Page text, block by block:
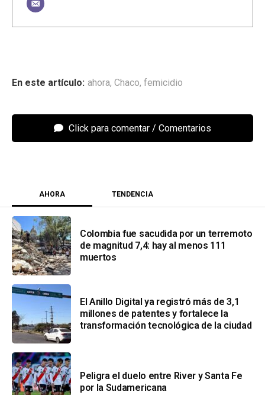
ahora, Chaco, femicidio
Click para comentar
AHORA TENDENCIA
Colombia fue sacudida por un terremoto
de magnitud 7,4: hay al menos 111
muertos
El Anillo Digital ya registró más de 3,1
millones de patentes y fortalece la
transformación tecnológica de la ciudad
Peligra el duelo entre River y Santa Fe
por la Sudamericana